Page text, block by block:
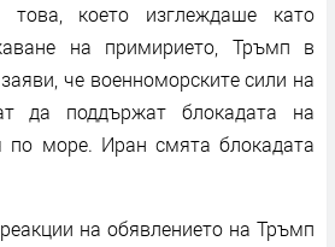
което изглеждаше като
на примирието, Тръмп в
че военноморските сили на
да поддържат блокадата на
по море. Иран смята блокадата
на обявлението на Тръмп